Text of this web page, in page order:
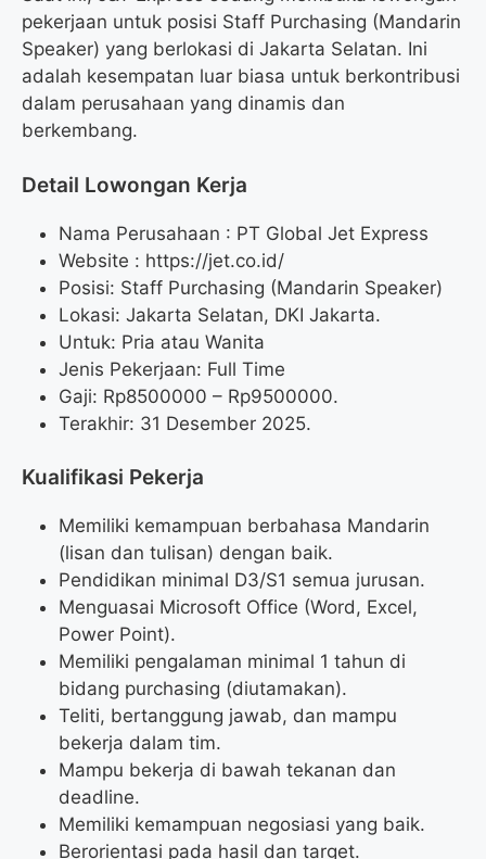
pekerjaan untuk posisi Staff Purchasing (Mandarin
Speaker) yang berlokasi di Jakarta Selatan. Ini
adalah kesempatan luar biasa untuk berkontribusi
dalam perusahaan yang dinamis dan
berkembang.
Detail Lowongan Kerja
Nama Perusahaan : PT Global Jet Express
Website : https://jet.co.id/
Posisi: Staff Purchasing (Mandarin Speaker)
Lokasi: Jakarta Selatan, DKI Jakarta.
Untuk: Pria atau Wanita
Jenis Pekerjaan: Full Time
Gaji: Rp8500000 – Rp9500000.
Terakhir: 31 Desember 2025.
Kualifikasi Pekerja
Memiliki kemampuan berbahasa Mandarin
(lisan dan tulisan) dengan baik.
Pendidikan minimal D3/S1 semua jurusan.
Menguasai Microsoft Office (Word, Excel,
Power Point).
Memiliki pengalaman minimal 1 tahun di
bidang purchasing (diutamakan).
Teliti, bertanggung jawab, dan mampu
bekerja dalam tim.
Mampu bekerja di bawah tekanan dan
deadline.
Memiliki kemampuan negosiasi yang baik.
Berorientasi pada hasil dan target.